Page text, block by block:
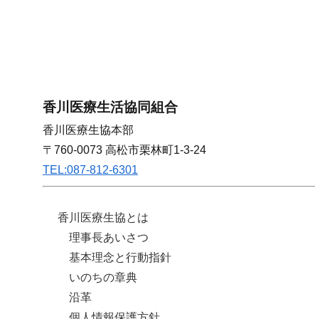
香川医療生活協同組合
香川医療生協本部
〒760-0073 高松市栗林町1-3-24
TEL:087-812-6301
香川医療生協とは
理事長あいさつ
基本理念と行動指針
いのちの章典
沿革